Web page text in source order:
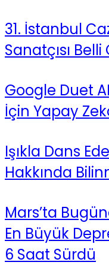
31. İstanbul
Sanatçısı Belli
Google Duet
İçin Yapay
Işıkla Dans
Hakkında
Mars’ta
En Büyük
6 Saat Sürdü